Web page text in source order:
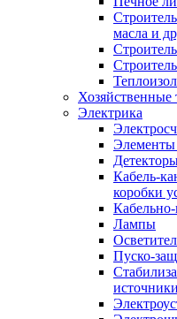
масла и
Хозяйственные
Электрика
Элементы
Кабель-
коробки
Лампы
Пуско-